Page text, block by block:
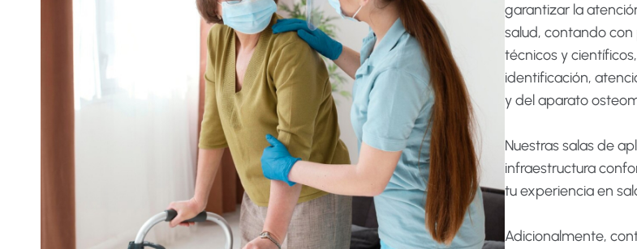
garantizar la
salud, contando
técnicos y
identificación,
y del aparato
Nuestras salas de
infraestructura
tu experiencia en
Adicionalmente,